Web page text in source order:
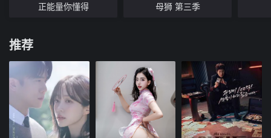
正能量你懂得 母狮 第三季
推荐